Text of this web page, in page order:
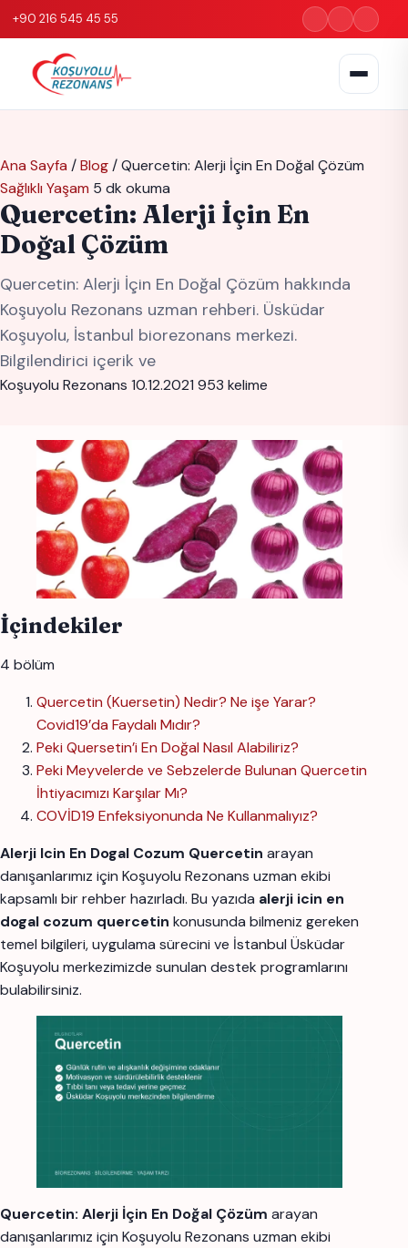
+90 216 545 45 55
Ana Sayfa /Blog/Quercetin: Alerji İçin En Doğal Çözüm
Sağlıklı Yaşam 5 dk okuma
Quercetin: Alerji İçin En
Doğal Çözüm
Quercetin: Alerji İçin En Doğal Çözüm hakkında
Koşuyolu Rezonans uzman rehberi. Üsküdar
Koşuyolu, İstanbul biorezonans merkezi.
Bilgilendirici içerik ve
Koşuyolu Rezonans 10.12.2021 953 kelime
İçindekiler
4 bölüm
Quercetin (Kuersetin) Nedir? Ne işe Yarar?
Covid19’da Faydalı Mıdır?
Peki Quersetin’i En Doğal Nasıl Alabiliriz?
Peki Meyvelerde ve Sebzelerde Bulunan Quercetin
İhtiyacımızı Karşılar Mı?
COVİD19 Enfeksiyonunda Ne Kullanmalıyız?
Alerji Icin En Dogal Cozum Quercetin arayan
danışanlarımız için Koşuyolu Rezonans uzman ekibi
kapsamlı bir rehber hazırladı. Bu yazıda alerji icin en
dogal cozum quercetin konusunda bilmeniz gereken
temel bilgileri, uygulama sürecini ve İstanbul Üsküdar
Koşuyolu merkezimizde sunulan destek programlarını
bulabilirsiniz.
Quercetin: Alerji İçin En Doğal Çözüm arayan
danışanlarımız için Koşuyolu Rezonans uzman ekibi